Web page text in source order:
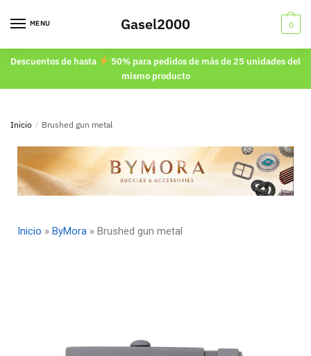
MENU Gasel2000 0
Descuentos de hasta
50% para pedidos de más de 25 unidades del
mismo producto
Inicio / Brushed gun metal
Inicio » ByMora » Brushed gun metal